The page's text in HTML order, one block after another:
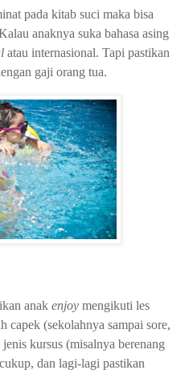
pada kitab suci maka bisa
anaknya suka bahasa asing
atau internasional. Tapi pastikan
gaji orang tua.
anak enjoy mengikuti les
capek (sekolahnya sampai sore,
kursus (misalnya berenang
dan lagi-lagi pastikan